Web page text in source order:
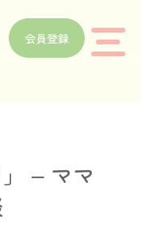
会員登録
– ママ